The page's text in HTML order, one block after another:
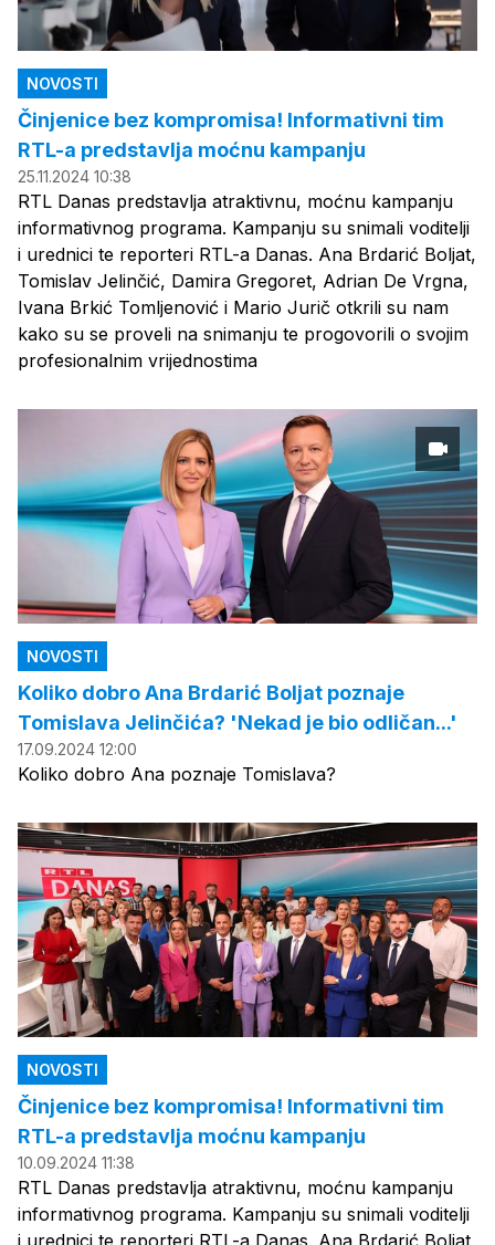
NOVOSTI
Činjenice bez kompromisa! Informativni tim
RTL-a predstavlja moćnu kampanju
25.11.2024 10:38
RTL Danas predstavlja atraktivnu, moćnu kampanju
informativnog programa. Kampanju su snimali voditelji
i urednici te reporteri RTL-a Danas. Ana Brdarić Boljat,
Tomislav Jelinčić, Damira Gregoret, Adrian De Vrgna,
Ivana Brkić Tomljenović i Mario Jurič otkrili su nam
kako su se proveli na snimanju te progovorili o svojim
profesionalnim vrijednostima
NOVOSTI
Koliko dobro Ana Brdarić Boljat poznaje
Tomislava Jelinčića? 'Nekad je bio odličan...'
17.09.2024 12:00
Koliko dobro Ana poznaje Tomislava?
NOVOSTI
Činjenice bez kompromisa! Informativni tim
RTL-a predstavlja moćnu kampanju
10.09.2024 11:38
RTL Danas predstavlja atraktivnu, moćnu kampanju
informativnog programa. Kampanju su snimali voditelji
i urednici te reporteri RTL-a Danas. Ana Brdarić Boljat,